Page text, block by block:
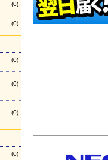
(0)
(0)
(0)
(0)
(0)
(0)